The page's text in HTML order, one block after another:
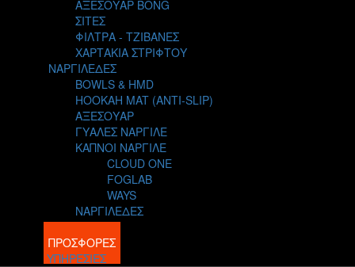
ΑΞΕΣΟΥΑΡ BONG
ΣΙΤΕΣ
ΦΙΛΤΡΑ - ΤΖΙΒΑΝΕΣ
ΧΑΡΤΑΚΙΑ ΣΤΡΙΦΤΟΥ
ΝΑΡΓΙΛΕΔΕΣ
BOWLS & HMD
HOOKAH MAT (ANTI-SLIP)
ΑΞΕΣΟΥΑΡ
ΓΥΑΛΕΣ ΝΑΡΓΙΛΕ
ΚΑΠΝΟΙ ΝΑΡΓΙΛΕ
CLOUD ONE
FOGLAB
WAYS
ΝΑΡΓΙΛΕΔΕΣ
BLOG
ΠΡΟΣΦΟΡΕΣ
ΥΠΗΡΕΣΙΕΣ